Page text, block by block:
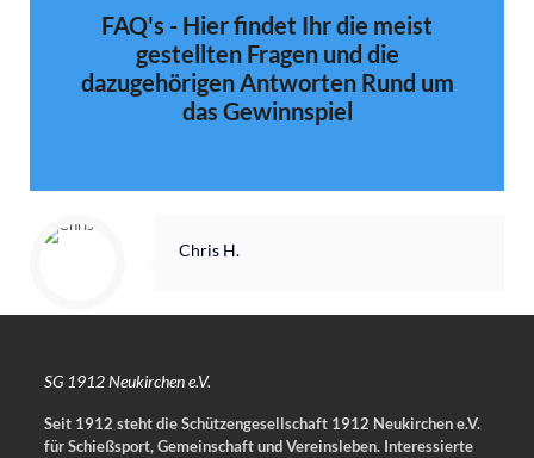
FAQ's - Hier findet Ihr die meist
gestellten Fragen und die
dazugehörigen Antworten Rund um
das Gewinnspiel
Chris H.
SG 1912 Neukirchen e.V.
Seit 1912 steht die Schützengesellschaft 1912 Neukirchen e.V.
für Schießsport, Gemeinschaft und Vereinsleben. Interessierte